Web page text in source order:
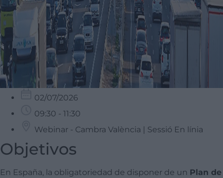
02/07/2026
09:30 - 11:30
Webinar - Cambra València | Sessió En línia
Objetivos
En España, la obligatoriedad de disponer de un Plan de